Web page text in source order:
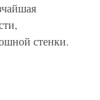
стенки.